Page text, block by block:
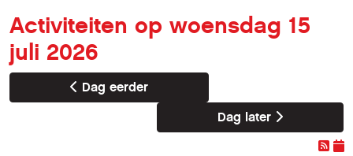
Activiteiten op woensdag 15
juli 2026
Dag eerder
Dag later